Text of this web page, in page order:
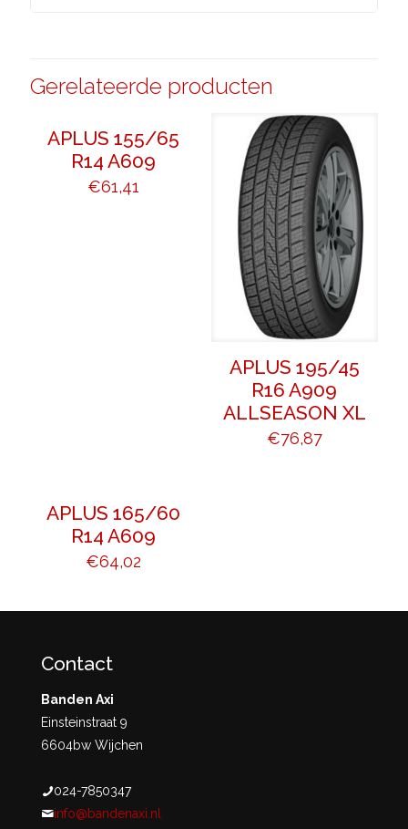
Gerelateerde producten
APLUS 155/65
R14 A609
€61,41
APLUS 195/45
R16 A909
ALLSEASON XL
€76,87
APLUS 165/60
R14 A609
€64,02
Contact
Banden Axi
Einsteinstraat 9
6604bw Wijchen
024-7850347
info@bandenaxi.nl